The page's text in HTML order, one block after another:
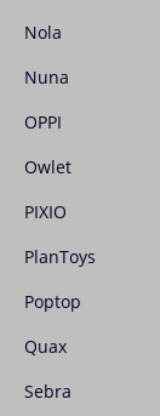
Nola
Nuna
OPPI
Owlet
PIXIO
PlanToys
Poptop
Quax
Sebra